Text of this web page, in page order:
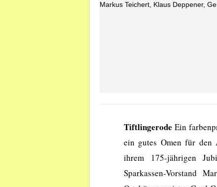
Tiftlingerode Ein
ein gutes Omen für den
ihrem 175-jährigen
Sparkassen-Vorstand